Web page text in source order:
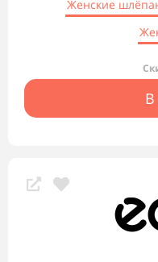
Женские
В